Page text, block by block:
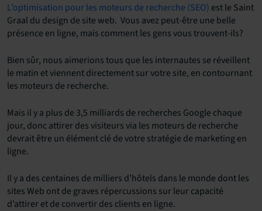
L’optimisation pour les moteurs de recherche (SEO) est le Saint
Graal du design de site web. Vous avez peut-être une belle
présence en ligne, mais comment les gens vous trouvent-ils?
Bien sûr, nous aimerions tous que les internautes se réveillent
le matin et viennent directement sur votre site, en contournant
les moteurs de recherche.
Mais il y a plus de 3,5 milliards de recherches Google chaque
jour, donc attirer des visiteurs via les moteurs de recherche
devrait être un élément clé de votre stratégie de marketing en
ligne.
Il y a des centaines de milliers d’hôtels dans le monde dont les
sites Web ont de graves répercussions sur leur capacité
d’attirer et de convertir des clients en ligne.